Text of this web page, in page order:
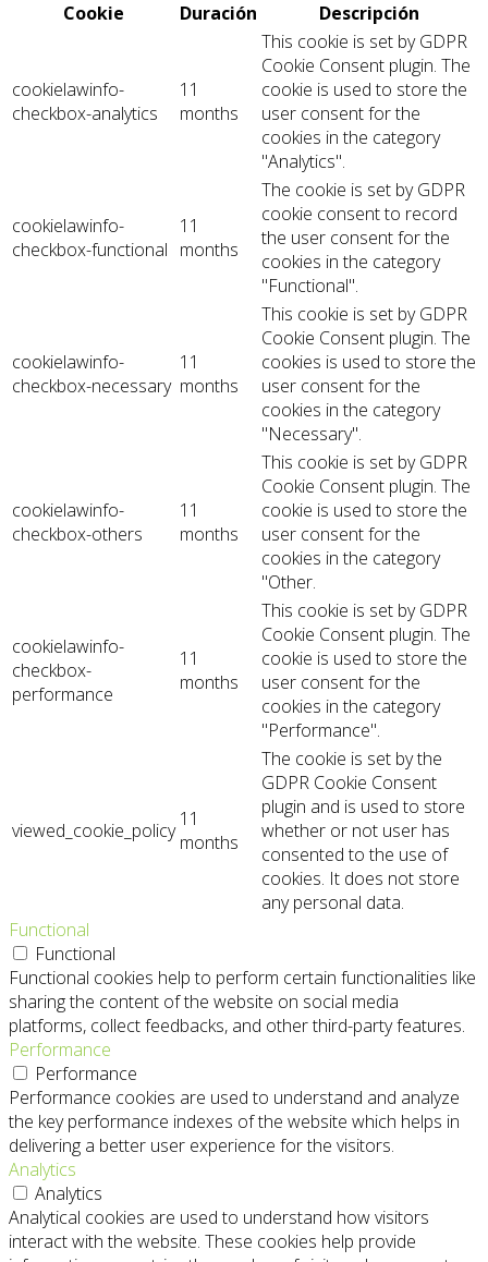
Cookie
Duración Descripción
cookielawinfo-
checkbox-analytics
11
months
This cookie is set by GDPR
Cookie Consent plugin. The
cookie is used to store the
user consent for the
cookies in the category
"Analytics".
cookielawinfo-
checkbox-functional
11
months
The cookie is set by GDPR
cookie consent to record
the user consent for the
cookies in the category
"Functional".
cookielawinfo-
checkbox-necessary
11
months
This cookie is set by GDPR
Cookie Consent plugin. The
cookies is used to store the
user consent for the
cookies in the category
"Necessary".
cookielawinfo-
checkbox-others
11
months
This cookie is set by GDPR
Cookie Consent plugin. The
cookie is used to store the
user consent for the
cookies in the category
"Other.
cookielawinfo-
checkbox-
performance
11
months
This cookie is set by GDPR
Cookie Consent plugin. The
cookie is used to store the
user consent for the
cookies in the category
"Performance".
viewed_cookie_policy 11
months
The cookie is set by the
GDPR Cookie Consent
plugin and is used to store
whether or not user has
consented to the use of
cookies. It does not store
any personal data.
Functional
Functional
Functional cookies help to perform certain functionalities like
sharing the content of the website on social media
platforms, collect feedbacks, and other third-party features.
Performance
Performance
Performance cookies are used to understand and analyze
the key performance indexes of the website which helps in
delivering a better user experience for the visitors.
Analytics
Analytics
Analytical cookies are used to understand how visitors
interact with the website. These cookies help provide